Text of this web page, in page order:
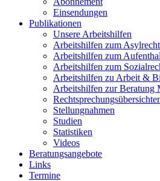
Einsendungen
Publikationen
Unsere Arbeitshilfen
Arbeitshilfen zum Asylrecht
Arbeitshilfen zum
Arbeitshilfen zum
Arbeitshilfen zu Arbeit &
Arbeitshilfen zur Beratung
Stellungnahmen
Studien
Statistiken
Videos
Beratungsangebote
Links
Termine